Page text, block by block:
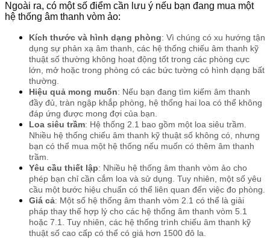
Ngoài ra, có một số điểm cần lưu ý nếu bạn đang mua một
hệ thống âm thanh vòm ảo:
Kích thước và hình dạng phòng: Vì chúng có xu hướng tận
dụng sự phản xạ âm thanh, các hệ thống chiếu âm thanh kỹ
thuật số thường không hoạt động tốt trong các phòng cực
lớn, mở hoặc trong phòng có các bức tường có hình dạng bất
thường.
Hiệu quả mong muốn: Nếu bạn đang tìm kiếm âm thanh
đầy đủ, tràn ngập khắp phòng, hệ thống hai loa có thể không
đáp ứng được mong đợi của bạn.
Loa siêu trầm: Hệ thống 2.1 bao gồm một loa siêu trầm.
Nhiều hệ thống chiếu âm thanh kỹ thuật số không có, nhưng
bạn có thể mua một hệ thống nếu muốn có thêm âm thanh
trầm.
Yêu cầu thiết lập: Nhiều hệ thống âm thanh vòm ảo cho
phép bạn chỉ cần cắm loa và sử dụng. Tuy nhiên, một số yêu
cầu một bước hiệu chuẩn có thể liên quan đến việc đo phòng.
Giá cả: Một số hệ thống âm thanh vòm 2.1 có thể là giải
pháp thay thế hợp lý cho các hệ thống âm thanh vòm 5.1
hoặc 7.1. Tuy nhiên, các hệ thống trình chiếu âm thanh kỹ
thuật số cao cấp có thể có giá hơn 1500 đô la.